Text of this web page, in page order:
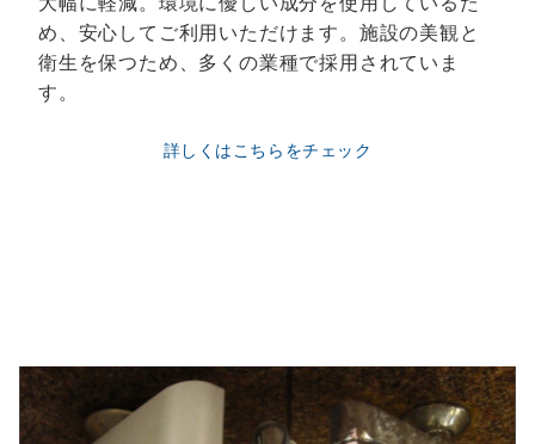
め、安心してご利用いただけます。施設の美観と
衛生を保つため、多くの業種で採用されていま
す。
詳しくはこちらをチェック